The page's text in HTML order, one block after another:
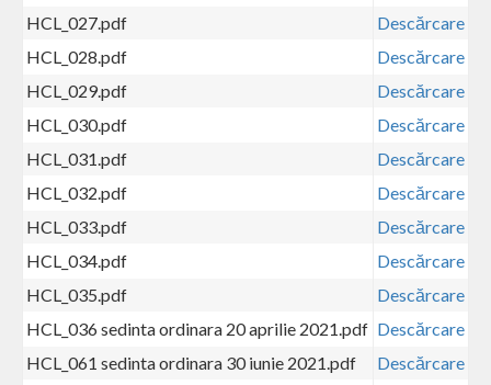
HCL_027.pdf
Descărcare
HCL_028.pdf
Descărcare
HCL_029.pdf
Descărcare
HCL_030.pdf
Descărcare
HCL_031.pdf
Descărcare
HCL_032.pdf
Descărcare
HCL_033.pdf
Descărcare
HCL_034.pdf
Descărcare
HCL_035.pdf
Descărcare
HCL_036 sedinta ordinara 20 aprilie 2021.pdf Descărcare
HCL_061 sedinta ordinara 30 iunie 2021.pdf
Descărcare